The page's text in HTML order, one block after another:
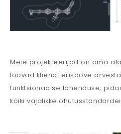
Meie projekteerijad on oma
loovad kliendi erisoove
funktsionaalse lahenduse,
kõiki vajalikke